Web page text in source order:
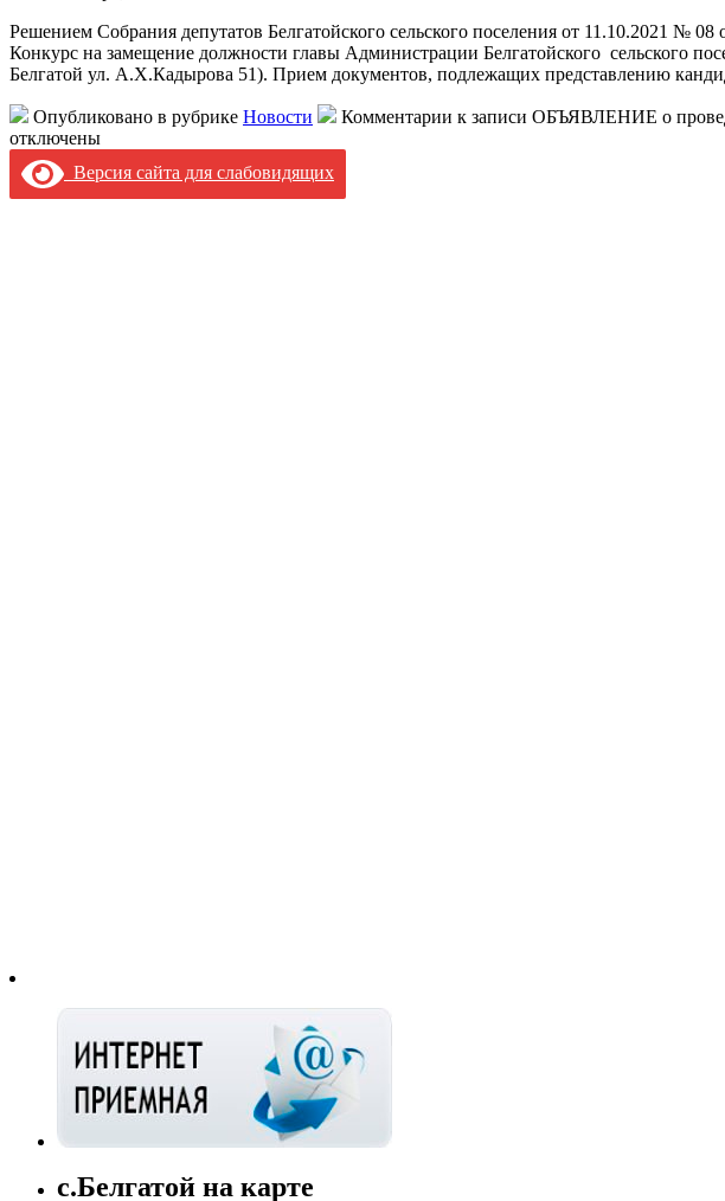
Решением Собрания депутатов Белгатойского сельского поселения от 11.10.2021 №
Конкурс на замещение должности главы Администрации Белгатойского сельского
Белгатой ул. А.Х.Кадырова 51). Прием документов, подлежащих представлению
Опубликовано в рубрике Новости Комментарии к записи ОБЪЯВЛЕНИЕ о
отключены
Версия сайта для слабовидящих
с.Белгатой на карте